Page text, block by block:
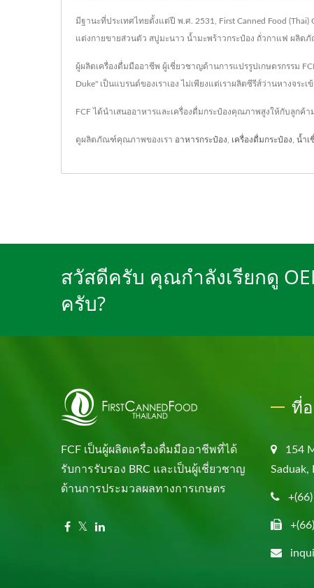
มีฐานะที่ประเทศไทยตั้งแต่ปี พ.ศ. 2531, First Canned Food
แต่งกายขายส่วนตัว สบู่มะนาว น้ำมะพร้าวกระป๋อง ถั่วกาแฟ ผลิตภั
ผู้ผลิตเครื่องดื่มมืออาชีพ ผู้เชี่ยวชาญด้านการแปรรูปเกษตรกรรม
Duke" เป็นแบรนด์ของเราเอง ไม่เพียงแต่เราผลิตซีรีส์ว่านหางจ
FCF ได้นำเสนออาหารและเครื่องดื่มกระป๋องคุณภาพสูงให้กับลูก
ดูผลิตภัณฑ์คุณภาพของเรา อาหารกระป๋อง เครื่องดื่มกระป๋อง น้ำเ
สวัสดีครับ คุณกำลังเรียกดู
ครับ?
FCF เป็นผู้ผลิตเครื่องดื่มมืออาชีพที่ได้
รับการรับรอง BRC และเป็นผู้เชี่ยวชาญ
ด้านการประมวลผลทางการเกษตร
ที่
154
Saduak,